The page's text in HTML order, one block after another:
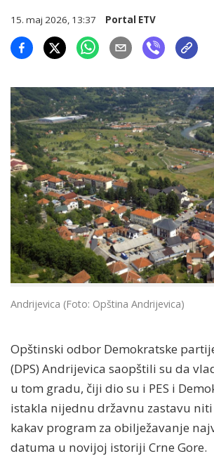
15. maj 2026, 13:37 Portal ETV
Andrijevica (Foto: Opština Andrijevica)
Opštinski odbor Demokratske
(DPS) Andrijevica saopštili su da
u tom gradu, čiji dio su i PES i
istakla nijednu državnu zastavu
kakav program za obilježavanje
datuma u novijoj istoriji Crne Gore.